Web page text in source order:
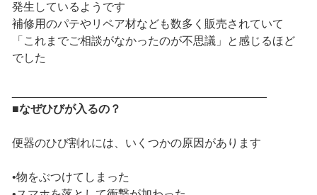
発生しているようです
補修用のパテやリペア材なども数多く販売されていて
「これまでご相談がなかったのが不思議」と感じるほど
でした
■なぜひびが入るの？
便器のひび割れには、いくつかの原因があります
•物をぶつけてしまった